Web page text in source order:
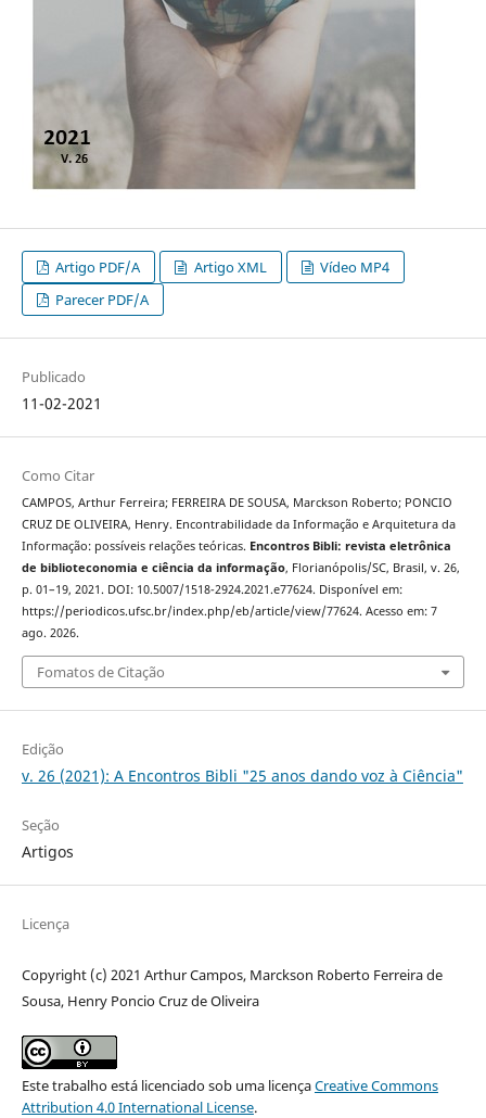
Artigo PDF/A Artigo XML
Vídeo MP4
Parecer PDF/A
Publicado
11-02-2021
Como Citar
CAMPOS, Arthur Ferreira; FERREIRA DE SOUSA, Marckson Roberto; PONCIO
CRUZ DE OLIVEIRA, Henry. Encontrabilidade da Informação e Arquitetura da
Informação: possíveis relações teóricas. Encontros Bibli: revista eletrônica
de biblioteconomia e ciência da informação, Florianópolis/SC, Brasil, v. 26,
p. 01–19, 2021. DOI: 10.5007/1518-2924.2021.e77624. Disponível em:
https://periodicos.ufsc.br/index.php/eb/article/view/77624. Acesso em: 7
ago. 2026.
Fomatos de Citação
Edição
v. 26 (2021): A Encontros Bibli "25 anos dando voz à Ciência"
Seção
Artigos
Licença
Copyright (c) 2021 Arthur Campos, Marckson Roberto Ferreira de
Sousa, Henry Poncio Cruz de Oliveira
Este trabalho está licenciado sob uma licençaCreative Commons
Attribution 4.0 International License.